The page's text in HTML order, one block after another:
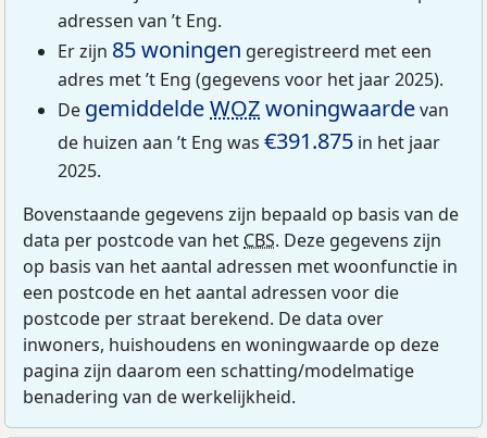
adressen van ’t Eng.
Er zijn 85 woningen geregistreerd met een
adres met ’t Eng (gegevens voor het jaar 2025).
De gemiddeldeWOZwoningwaardevan
de huizen aan ’t Eng was €391.875 in het jaar
2025.
Bovenstaande gegevens zijn bepaald op basis van de
data per postcode van het CBS. Deze gegevens zijn
op basis van het aantal adressen met woonfunctie in
een postcode en het aantal adressen voor die
postcode per straat berekend. De data over
inwoners, huishoudens en woningwaarde op deze
pagina zijn daarom een schatting/modelmatige
benadering van de werkelijkheid.